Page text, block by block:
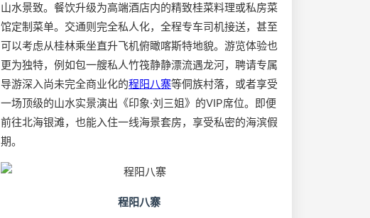
山水景致。餐饮升级为高端酒店内的精致桂菜料理或私房菜
馆定制菜单。交通则完全私人化，全程专车司机接送，甚至
可以考虑从桂林乘坐直升飞机俯瞰喀斯特地貌。游览体验也
更为独特，例如包一艘私人竹筏静静漂流遇龙河，聘请专属
导游深入尚未完全商业化的程阳八寨等侗族村落，或者享受
一场顶级的山水实景演出《印象·刘三姐》的VIP席位。即便
前往北海银滩，也能入住一线海景套房，享受私密的海滨假
期。
程阳八寨